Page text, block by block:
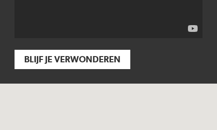
BLIJF JE VERWONDEREN